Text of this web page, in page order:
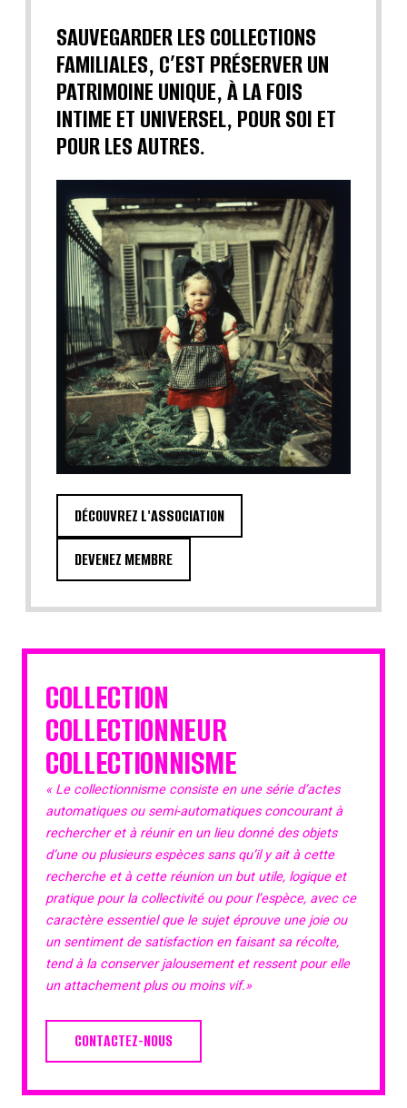
SAUVEGARDER LES COLLECTIONS
FAMILIALES, C’EST PRÉSERVER UN
PATRIMOINE UNIQUE, À LA FOIS
INTIME ET UNIVERSEL, POUR SOI ET
POUR LES AUTRES.
DÉCOUVREZ L'ASSOCIATION
DEVENEZ MEMBRE
COLLECTION
COLLECTIONNEUR
COLLECTIONNISME
« Le collectionnisme consiste en une série d’actes
automatiques ou semi-automatiques concourant à
rechercher et à réunir en un lieu donné des objets
d’une ou plusieurs espèces sans qu’il y ait à cette
recherche et à cette réunion un but utile, logique et
pratique pour la collectivité ou pour l’espèce, avec ce
caractère essentiel que le sujet éprouve une joie ou
un sentiment de satisfaction en faisant sa récolte,
tend à la conserver jalousement et ressent pour elle
un attachement plus ou moins vif.»
CONTACTEZ-NOUS